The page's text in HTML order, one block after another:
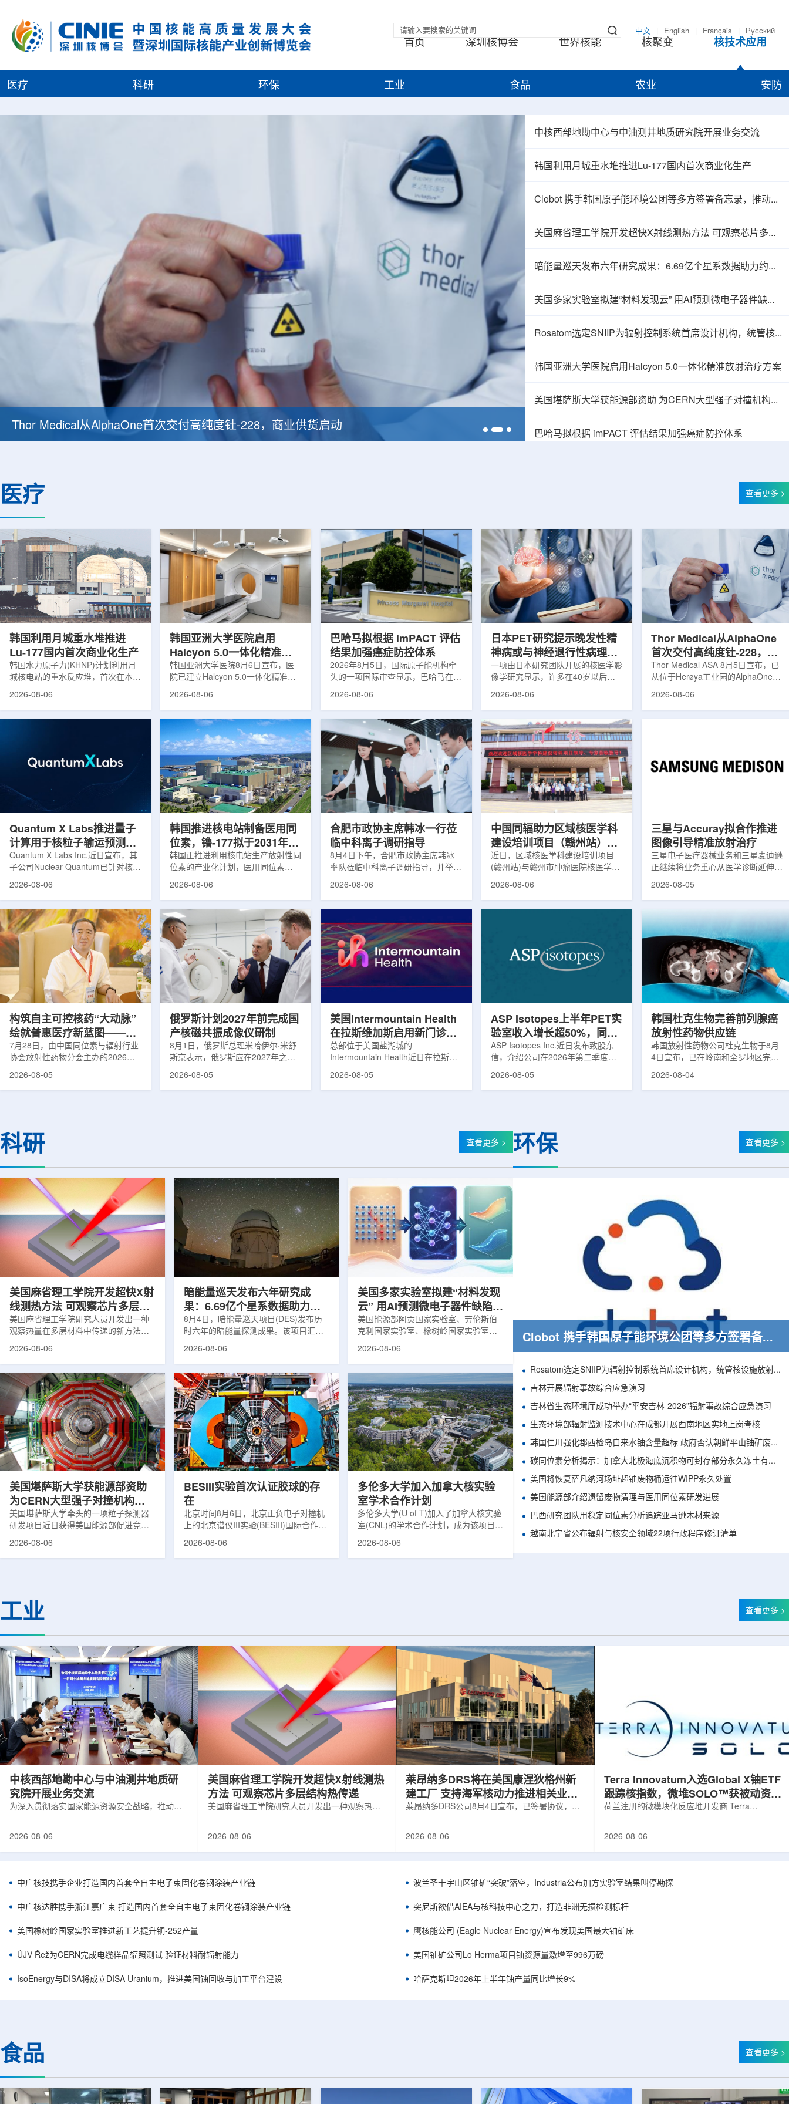
中文 English Français Русский
首页 深圳核博会 世界核能 核聚变 核技术应用
医疗 科研 环保 工业 食品 农业 安防
Thor Medical从AlphaOne首次交付高纯度钍-228，商业供货启动
中核西部地勘中心与中油测井地质研究院开展业务交流
韩国利用月城重水堆推进Lu-177国内首次商业化生产
Clobot 携手韩国原子能环境公团等多方签署备忘录，推动放射性废物安全管理多机型机器人示范
美国麻省理工学院开发超快X射线测热方法 可观察芯片多层结构热传递
暗能量巡天发布六年研究成果：6.69亿个星系数据助力约束宇宙加速膨胀
美国多家实验室拟建“材料发现云” 用AI预测微电子器件缺陷影响
Rosatom选定SNIIP为辐射控制系统首席设计机构，统管核设施放射仪表标准化与进口替代保障
韩国亚洲大学医院启用Halcyon 5.0一体化精准放射治疗方案
美国堪萨斯大学获能源部资助 为CERN大型强子对撞机构建新一代探测器
巴哈马拟根据 imPACT 评估结果加强癌症防控体系
医疗 查看更多 >
韩国利用月城重水堆推进
Lu-177国内首次商业化生产
韩国水力原子力(KHNP)计划利用月
城核电站的重水反应堆，首次在本土
生产用于癌症治疗的放射性同位素
元化的供应链并缩短运输时间。此次
计划的首要目标是实现镥-177的商业
化生产，预计在2028年进行试生
产，并在2031年开始全面量产。之
后，韩国水力原子力还将扩大生产范
2026-08-06
韩国亚洲大学医院启用
Halcyon 5.0一体化精准放
射治疗方案
韩国亚洲大学医院8月6日宣布，医
院已建立Halcyon 5.0一体化精准放
射治疗解决方案，并开始全面用于患
实时运动管理整合到同一治疗流程
中，用于提升图像引导放射治疗的精
准度和安全性。此次实施方案以
Halcyon系统软件5.0版本为基础，集
成高分辨率锥形束CT成像系统
HyperSight、六自由度患者定位台
Dynamic Couch，以及表面引导放
射治疗系统IDENTIFY。亚洲大学医
2026-08-06
巴哈马拟根据 imPACT 评估
结果加强癌症防控体系
2026年8月5日，国际原子能机构牵
头的一项国际审查显示，巴哈马在加
强癌症治疗服务方面具备进一步提升
治疗效果提出了路线图。巴哈马拿骚
玛格丽特公主医院(图片：Pelow
Media/Adobe Stock)这项 imPACT
评估由国际原子能机构、世界卫生组
织/泛美卫生组织和国际癌症研究机
构共同开展，应巴哈马卫生与健康部
请求进行，重点评估该国癌症防控能
力和实际需求。6月9日至11日，专
2026-08-06
日本PET研究提示晚发性精
神病或与神经退行性病理相
关
一项由日本研究团队开展的核医学影
像学研究显示，许多在40岁以后首
次出现幻觉、妄想等精神病性症状的
常沉积。研究纳入37名晚发性精神
病患者和47名年龄匹配的健康对照
者。研究人员采用淀粉样蛋白PET示
踪剂^11C-PiB，以及tau蛋白PET示
踪剂^18F-florzolotau，对受试者大
脑中的β-淀粉样蛋白和tau蛋白积累
情况进行评估。结果显示，晚发性精
2026-08-06
Thor Medical从AlphaOne
首次交付高纯度钍-228，商
业供货启动
Thor Medical ASA 8月5日宣布，已
从位于Herøya工业园的AlphaOne生
产设施完成首批高纯度钍-228(Th-
工业规模制造的开始，首批客户交付
表明公司已完成从产能建设到利用首
2026-08-06
Quantum X Labs推进量子
计算用于核粒子输运预测模
拟
Quantum X Labs Inc.近日宣布，其
子公司Nuclear Quantum已针对核工
业计算模拟中的一项瓶颈提出新方
算密集型场景。据介绍，传统粒子输
运模拟在核医学系统设计中具有重要
作用，但往往需要大量计算资源，并
伴随较长运行时间，影响研发和优化
效率。Nuclear Quantum此次提出的
技术，旨在把物理输运模型转化为量
子电路，使粒子传播和随机游走动力
学能够直接在量子计算框架中表示和
2026-08-06
韩国推进核电站制备医用同
位素，镥-177拟于2031年商
业化生产
韩国正推进利用核电站生产放射性同
位素的产业化计划，医用同位素
镥-177(Lu-177)被列为首个商业化目
产，后续还可能将产品范围扩大至
钴-60、氚-3和氦-3等同位素。Lu-
177是当前全球放射性药物市场中应
用较广的治疗性放射性同位素，可用
于前列腺癌、神经内分泌肿瘤等疾病
相关放射性药物。此前，韩国所需
Lu-177完全依赖进口。由于其半衰
期约为6.6天，从生产、运输到药物
2026-08-06
合肥市政协主席韩冰一行莅
临中科离子调研指导
8月4日下午，合肥市政协主席韩冰
率队莅临中科离子调研指导，并举行
座谈交流。市人大常委会副主任雍凤
中国科学院合肥物质科学研究院副院
长宋云涛，中科离子董事长刘璐，总
经理陈永华，副总经理丁开忠、李
俊、光若怀陪同。韩冰一行详细了解
中科离子产业布局、经营情况，重点
围绕核医疗及高端装备关键技术突
2026-08-06
中国同辐助力区域核医学科
建设培训项目（赣州站）与
赣州市肿瘤医院核医学诊疗
高质量建设项目同步启动
近日，区域核医学科建设培训项目
(赣州站)与赣州市肿瘤医院核医学诊
疗高质量建设项目在赣州市肿瘤医院
任杨传盛主持。赣州市卫生健康委员
会副主任傅伟、中华医学会核医学分
会主任委员汪静、赣州市肿瘤医院党
2026-08-06
三星与Accuray拟合作推进
图像引导精准放射治疗
三星电子医疗器械业务和三星麦迪逊
正继续将业务重心从医学诊断延伸至
治疗领域。8月5日，三星HME美国
书，双方计划围绕基于容积成像的精
准放射治疗解决方案开展合作探讨。
根据意向书，双方拟研究将三星移动
CT扫描仪BodyTom与Accuray机器
人放射外科平台CyberKnife相结合。
该合作方向旨在把高分辨率三维成像
能力与图像引导机器人放射外科技术
连接起来，使医务人员能够更准确地
2026-08-05
构筑自主可控核药“大动脉”
绘就普惠医疗新蓝图——专
访中国同辐总工程师、中核
集团首席科学家刘蕴韬
7月28日，由中国同位素与辐射行业
协会放射性药物分会主办的2026年
放射性药物创新发展大会在山西省太
辐党委委员、总工程师、中核集团首
席科学家刘蕴韬接受记者专访时表
持续缩小城乡核医疗资源差距。同
时，以...
2026-08-05
俄罗斯计划2027年前完成国
产核磁共振成像仪研制
8月1日，俄罗斯总理米哈伊尔·米舒
斯京表示，俄罗斯应在2027年之前
完成国产核磁共振成像仪的研制工
核磁共振成像仪。该设备若按计划
完...
2026-08-05
美国Intermountain Health
在拉斯维加斯启用新门诊诊
所，配置PET/CT和直线加
速器
总部位于美国盐湖城的
Intermountain Health近日在拉斯维
加斯西南部启用一座新的门诊诊所。
了此前分布在拉斯维加斯谷多个地点
疗服务。根据介绍，诊所服务范围包
括成人及...
2026-08-05
ASP Isotopes上半年PET实
验室收入增长超50%，同位
素浓缩设施推进商业生产
ASP Isotopes Inc.近日发布致股东
信，介绍公司在2026年第二季度财
务业绩公布前各业务板块的运营进
相关业务通常与放射性药物制备、分
子影像和核医学诊断应用密切相关。
入商业生产前的最后阶段，预计将在
2026年下半年交...
2026-08-05
韩国杜克生物完善前列腺癌
放射性药物供应链
韩国放射性药物公司杜克生物于8月
4日宣布，已在岭南和全罗地区完成
前列腺癌诊断用放射性药物
均已纳入其供应范围。据韩国卫生福
利部国家癌症登记处数据，2023年
向治疗的日益普及，对前列腺癌治...
2026-08-04
科研 查看更多 >
美国麻省理工学院开发超快X射
线测热方法 可观察芯片多层结
构热传递
美国麻省理工学院研究人员开发出一种
观察热量在多层材料中传递的新方法，
于《自然通讯》。随着计算机芯片尺寸
不断缩小、功率密度持续提高，器件过
热正成为限制性能提升的重要因素。传
统热流测量方法在面对真实电子器件的
多层结构时存在局限，例如常用的时域
热反射法难以区分不同材料层中的热传
输情况，红外成像等方法也难以在微小
尺度上捕捉快速变化。为解决这一问
题...
2026-08-06
暗能量巡天发布六年研究成
果：6.69亿个星系数据助力约
束宇宙加速膨胀
8月4日，暗能量巡天项目(DES)发布历
时六年的暗能量探测成果。该项目汇总
6.69亿个星系、数千个星系团以及3000
多颗超新星的信息，用于研究宇宙加速
膨胀和宇宙结构演化。为了实现DES，
费米实验室制造了一台极其灵敏的5.7亿
像素数字相机DECam，并将其安装在位
于智利安第斯山脉的美国国家科学基金
会托洛洛山美洲际天文台的布兰科4米望
远镜上。(图片由Reidar Hahn/费米国家
加速...
2026-08-06
美国多家实验室拟建“材料发现
云” 用AI预测微电子器件缺陷影
响
美国能源部阿贡国家实验室、劳伦斯伯
克利国家实验室、橡树岭国家实验室和
智能框架，预测微小缺陷如何影响微电
子器件的性能和寿命。材料发现云可视
化图，这是一个基于物理学原理的人工
智能框架，它整合了实验数据、模拟和
高性能计算，用于预测微小缺陷如何影
响微电子器件的性能和寿命。(图片由
ChatGPT 提供。)微电子器件广泛用于
智能手机、笔记本电脑、安全通信和人
工...
2026-08-06
美国堪萨斯大学获能源部资助
为CERN大型强子对撞机构建
新一代探测器
美国堪萨斯大学牵头的一项粒子探测器
研发项目近日获得美国能源部促进竞争
性研究的既定计划(DOE EPSCoR)资
萨斯大学物理与天文系教授迈克尔·默里
和堪萨斯大学杰出教授克里斯托夫·罗永
2026-08-06
BESIII实验首次认证胶球的存
在
北京时间8月6日，北京正负电子对撞机
上的北京谱仪III实验(BESIII)国际合作组
在巴西举行的国际高能物理大会(ICHEP
互...
2026-08-06
多伦多大学加入加拿大核实验
室学术合作计划
多伦多大学(U of T)加入了加拿大核实验
室(CNL)的学术合作计划，成为该项目中
的第十家参与机构。这项举措旨在加强
2026-08-06
环保 查看更多 >
Clobot 携手韩国原子能环境公团等多方签署备忘录，推动放射性废物安全管理多机型机器人示范
Rosatom选定SNIIP为辐射控制系统首席设计机构，统管核设施放射仪表标准化与进口替代保障
吉林开展辐射事故综合应急演习
吉林省生态环境厅成功举办“平安吉林-2026”辐射事故综合应急演习
生态环境部辐射监测技术中心在成都开展西南地区实地上岗考核
韩国仁川强化郡西检岛自来水铀含量超标 政府否认朝鲜平山铀矿废水影响
碳同位素分析揭示：加拿大北极海底沉积物可封存部分永久冻土有机碳
美国将恢复萨凡纳河场址超铀废物桶运往WIPP永久处置
美国能源部介绍遗留废物清理与医用同位素研发进展
巴西研究团队用稳定同位素分析追踪亚马逊木材来源
越南北宁省公布辐射与核安全领域22项行政程序修订清单
工业 查看更多 >
中核西部地勘中心与中油测井地质研
究院开展业务交流
为深入贯彻落实国家能源资源安全战略，推动油
地质研究院，开展专项技术交流研讨。会上，中
内油气测井成套装备、井下探测、岩石物理实
验、智能测井解释、深井探测及多源地质数据解
析等成熟技术体系，并结合实战案例分享了含油
气盆地铀矿勘查经验。王乐力介绍了西部中...
2026-08-06
美国麻省理工学院开发超快X射线测热
方法 可观察芯片多层结构热传递
美国麻省理工学院研究人员开发出一种观察热量
寸不断缩小、功率密度持续提高，器件过热正成
在面对真实电子器件的多层结构时存在局限，例
如常用的时域热反射法难以区分不同材料层中的
热传输情况，红外成像等方法也难以在微小尺度
上捕捉快速变化。为解决这一问题...
2026-08-06
莱昂纳多DRS将在美国康涅狄格州新
建工厂 支持海军核动力推进相关业务
增长
莱昂纳多DRS公司8月4日宣布，已签署协议，将
并为公司在核能领域的后续增长提供空间和基础
尔德帕克里奇路120号，占地约14.1087万平方英
尺。工厂建成后，将整合目前分布在康涅狄格州
丹伯里和贝瑟尔三个地点的业务。该设施预计于
2027年初投入使用，若最终设计和租户装修工...
2026-08-06
Terra Innovatum入选Global X铀ETF
跟踪核指数，微堆SOLO™获被动资金
曝光
荷兰注册的微模块化反应堆开发商 Terra
Arca: URA，资管超50亿美元)的跟踪基准，本次
CEO Alessandro Petruzzi 称，这使被动/主题投
资者可通过指数直接触达其 SOLO™ 微堆故事，
与 Cameco、Kazatomprom、Centrus、Oklo、
NuScale、X-energy、三菱重...
2026-08-06
中广核技携手企业打造国内首套全自主电子束固化卷钢涂装产业链
中广核达胜携手浙江嘉广束 打造国内首套全自主电子束固化卷钢涂装产业链
美国橡树岭国家实验室推进新工艺提升锎-252产量
ÚJV Řež为CERN完成电缆样品辐照测试 验证材料耐辐射能力
IsoEnergy与DISA将成立DISA Uranium，推进美国铀回收与加工平台建设
波兰圣十字山区铀矿“突破”落空，Industria公布加方实验室结果叫停勘探
突尼斯欲借AIEA与核科技中心之力，打造非洲无损检测标杆
鹰核能公司 (Eagle Nuclear Energy)宣布发现美国最大铀矿床
美国铀矿公司Lo Herma项目铀资源量激增至996万磅
哈萨克斯坦2026年上半年铀产量同比增长9%
食品 查看更多 >